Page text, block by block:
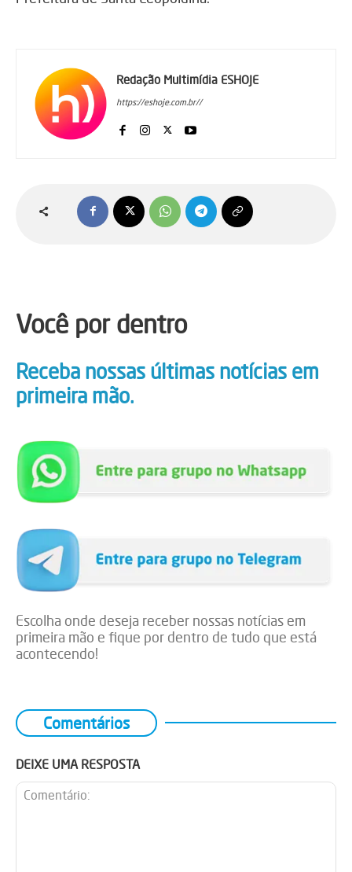
Redação Multimídia ESHOJE
https://eshoje.com.br//
Você por dentro
Receba nossas últimas notícias em
primeira mão.
Escolha onde deseja receber nossas notícias em
primeira mão e fique por dentro de tudo que está
acontecendo!
Comentários
DEIXE UMA RESPOSTA